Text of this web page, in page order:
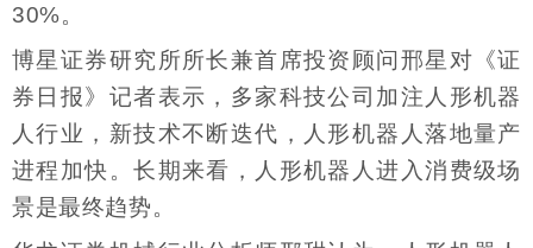
30%。
博星证券研究所所长兼首席投资顾问邢星对《证
券日报》记者表示，多家科技公司加注人形机器
人行业，新技术不断迭代，人形机器人落地量产
进程加快。长期来看，人形机器人进入消费级场
景是最终趋势。